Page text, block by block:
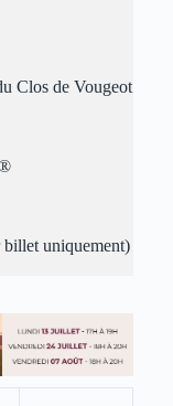
Clos de Vougeot
billet uniquement)